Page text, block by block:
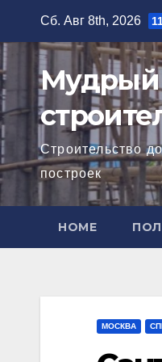
содержимому
Сб. Авг 8th, 2026
Мудрый
Строительство
построек
HOME
МОСКВА